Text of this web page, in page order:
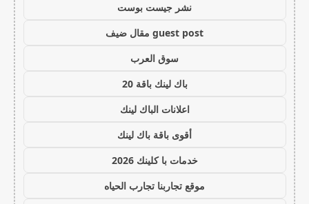
نشر جيست بوست
guest post مقال ضيف
سوق العرب
باك لينك باقة 20
اعلانات الباك لينك
أقوى باقة باك لينك
خدمات با كلينك 2026
موقع تجاربنا تجارب الحياه